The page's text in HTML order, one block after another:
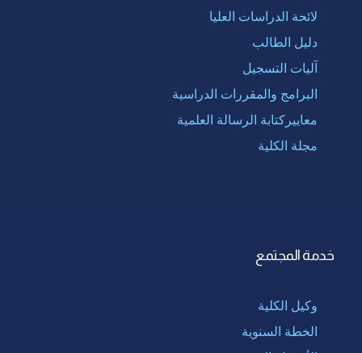
لائحة الدراسات العليا
دليل الطالب
آليات التسجيل
البرامج والمقررات الدراسية
معاييركتابة الرسالة العلمية
مجلة الكلية
خدمة المجتمع
وكيل الكلية
الخطة السنوية